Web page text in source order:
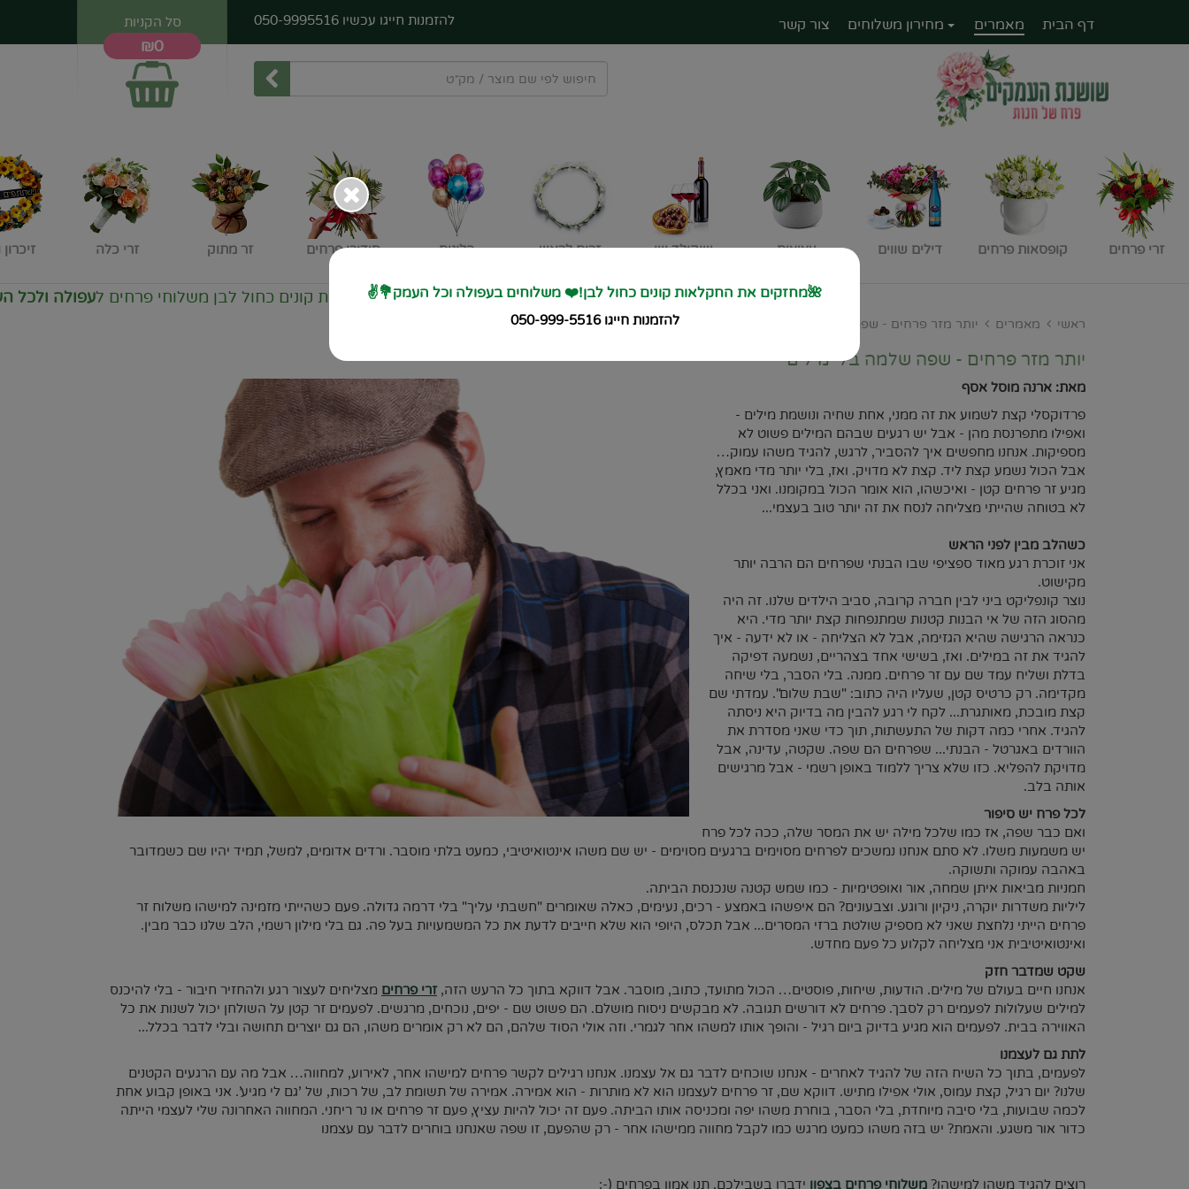
סל הקניות
₪0
להזמנות חייגו עכשיו 050-9995516 דף הבית מאמרים מחירון משלוחים צור קשר
זרי פרחים קופסאות פרחים דילים שווים עציצים שוקולד ויין זרים לראש בלונים סידורי פרחים זר מתוק זרי כלה
🚙 מחזקים את החקלאות קונים כחול לבן משלוחי פרחים לעפולה ולכל העמק
ראשי מאמרים יותר מזר פרחים - שפה שלמה בלי מילים
יותר מזר פרחים - שפה שלמה בלי מילים
מאת: ארנה מוסל אסף
פרדוקסלי קצת לשמוע את זה ממני, אחת שחיה ונושמת מילים -
ואפילו מתפרנסת מהן - אבל יש רגעים שבהם המילים פשוט לא
מספיקות. אנחנו מחפשים איך להסביר, לרגש, להגיד משהו עמוק…
אבל הכול נשמע קצת ליד. קצת לא מדויק. ואז, בלי יותר מדי מאמץ,
מגיע זר פרחים קטן - ואיכשהו, הוא אומר הכול במקומנו. ואני בכלל
לא בטוחה שהייתי מצליחה לנסח את זה יותר טוב בעצמי...
כשהלב מבין לפני הראש
אני זוכרת רגע מאוד ספציפי שבו הבנתי שפרחים הם הרבה יותר
מקישוט.
נוצר קונפליקט ביני לבין חברה קרובה, סביב הילדים שלנו. זה היה
מהסוג הזה של אי הבנות קטנות שמתנפחות קצת יותר מדי. היא
כנראה הרגישה שהיא הגזימה, אבל לא הצליחה - או לא ידעה - איך
להגיד את זה במילים. ואז, בשישי אחד בצהריים, נשמעה דפיקה
בדלת ושליח עמד שם עם זר פרחים. ממנה. בלי הסבר, בלי שיחה
מקדימה. רק כרטיס קטן, שעליו היה כתוב: "שבת שלום". עמדתי שם
קצת מובכת, מאותגרת... לקח לי רגע להבין מה בדיוק היא ניסתה
להגיד. אחרי כמה דקות של התעשתות, תוך כדי שאני מסדרת את
הוורדים באגרטל - הבנתי... שפרחים הם שפה. שקטה, עדינה, אבל
מדויקת להפליא. כזו שלא צריך ללמוד באופן רשמי - אבל מרגישים
אותה בלב.
לכל פרח יש סיפור
ואם כבר שפה, אז כמו שלכל מילה יש את המסר שלה, ככה לכל פרח
יש משמעות משלו. לא סתם אנחנו נמשכים לפרחים מסוימים ברגעים מסוימים - יש שם משהו אינטואיטיבי, כמעט בלתי מוסבר. ורדים אדומים, למשל, תמיד יהיו שם כשמדובר
באהבה עמוקה ותשוקה.
חמניות מביאות איתן שמחה, אור ואופטימיות - כמו שמש קטנה שנכנסת הביתה.
ליליות משדרות יוקרה, ניקיון ורוגע. וצבעונים? הם איפשהו באמצע - רכים, נעימים, כאלה שאומרים "חשבתי עליך" בלי דרמה גדולה. פעם כשהייתי מזמינה למישהו משלוח זר
פרחים הייתי נלחצת שאני לא מספיק שולטת ברזי המסרים... אבל תכלס, היופי הוא שלא חייבים לדעת את כל המשמעויות בעל פה. גם בלי מילון רשמי, הלב שלנו כבר מבין.
ואינטואיטיבית אני מצליחה לקלוע כל פעם מחדש.
שקט שמדבר חזק
אנחנו חיים בעולם של מילים. הודעות, שיחות, פוסטים… הכול מתועד, כתוב, מוסבר. אבל דווקא בתוך כל הרעש הזה,זרי פרחים מצליחים לעצור רגע ולהחזיר חיבור - בלי להיכנס
למילים שעלולות לפעמים רק לסבך. פרחים לא דורשים תגובה. לא מבקשים ניסוח מושלם. הם פשוט שם - יפים, נוכחים, מרגשים. לפעמים זר קטן על השולחן יכול לשנות את כל
האווירה בבית. לפעמים הוא מגיע בדיוק ביום רגיל - והופך אותו למשהו אחר לגמרי. וזה אולי הסוד שלהם, הם לא רק אומרים משהו, הם גם יוצרים תחושה ובלי לדבר בכלל...
לתת גם לעצמנו
לפעמים, בתוך כל השיח הזה של להגיד לאחרים - אנחנו שוכחים לדבר גם אל עצמנו. אנחנו רגילים לקשר פרחים למישהו אחר, לאירוע, למחווה… אבל מה עם הרגעים הקטנים
שלנו? יום רגיל, קצת עמוס, אולי אפילו מתיש. דווקא שם, זר פרחים לעצמנו הוא לא מותרות - הוא אמירה. אמירה של תשומת לב, של רכות, של 'גם לי מגיע'. אני באופן קבוע אחת
לכמה שבועות, בלי סיבה מיוחדת, בלי הסבר, בוחרת משהו יפה ומכניסה אותו הביתה. פעם זה יכול להיות עציץ, פעם זר פרחים או נר ריחני. המחווה האחרונה שלי לעצמי הייתה
כדור אור משגע. והאמת? יש בזה משהו כמעט מרגש כמו לקבל מחווה ממישהו אחר - רק שהפעם, זו שפה שאנחנו בוחרים לדבר עם עצמנו
רוצים להגיד משהו למישהו? משלוחי פרחים בצפון ידברו בשבילכם, תנו אמון בפרחים (-:
🌺מחזקים את החקלאות קונים כחול לבן!❤️ משלוחים בעפולה וכל העמק💐✌️
להזמנות חייגו 050-999-5516